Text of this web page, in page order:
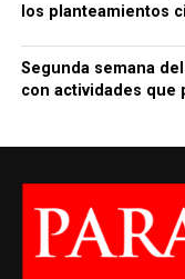
los planteamientos
Segunda semana
con actividades que